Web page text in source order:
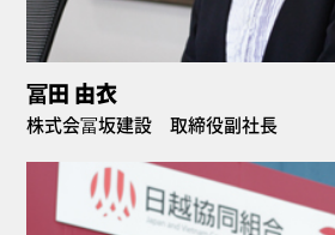
冨田 由衣
株式会冨坂建設 取締役副社長